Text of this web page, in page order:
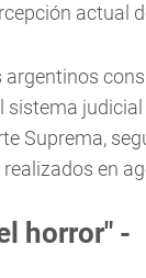
actual
argentinos
judicial
Suprema,
en
horror" -